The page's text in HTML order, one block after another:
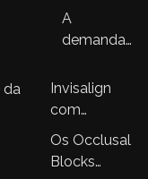
adultos:
quando
saúde
precisam
ser
tratadas
A
demanda
ortodontia
em
cresceu
nos
Invisalign
com
Occlusal
Blocks: a
Os Occlusal
Blocks